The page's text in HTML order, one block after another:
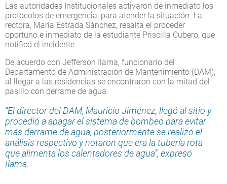
Las autoridades Institucionales activaron de inmediato los
protocolos de emergencia, para atender la situación. La
rectora, María Estrada Sánchez, resalta el proceder
oportuno e inmediato de la estudiante Priscilla Cubero, que
notificó el incidente.
De acuerdo con Jefferson Ilama, funcionario del
Departamento de Administración de Mantenimiento (DAM),
al llegar a las residencias se encontraron con la mitad del
pasillo con derrame de agua.
“El director del DAM, Mauricio Jiménez, llegó al sitio y
procedió a apagar el sistema de bombeo para evitar
más derrame de agua, posteriormente se realizó el
análisis respectivo y notaron que era la tubería rota
que alimenta los calentadores de agua”, expresó
Ilama.